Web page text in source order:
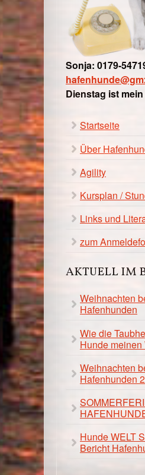
Sonja: 0179-
Dienstag ist
Startseite
Über
Agility
Kursplan /
Links und
zum
AKTUELL IM
Weihnachten
Hafenhunden
Wie die
Hunde
Weihnachten
Hafenhunden
Hunde WELT
Bericht